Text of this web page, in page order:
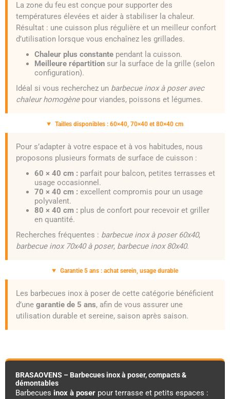
La zone du feu est conçue pour supporter des
températures élevées et aider à stabiliser la chaleur.
Résultat : une cuisson plus régulière et un meilleur confort
d’utilisation lorsque vous enchaînez les grillades.
Chaleur plus constante pendant la cuisson.
Meilleure répartition sur la surface de la grille (selon
configuration).
Idéal si vous recherchez un barbecue inox à poser avec
chaleur homogènepour viandes, poissons et légumes.
Tailles disponibles : 60×40, 70×40 et 80×40 cm
Pour s’adapter à votre espace et à vos habitudes, nous
proposons plusieurs formats de surface de cuisson :
60 × 40 cm : parfait pour balcon, petites terrasses et
usage occasionnel.
70 × 40 cm : excellent compromis pour un usage
polyvalent.
80 × 40 cm : plus de confort pour recevoir et griller
en quantité.
Recherches fréquentes : barbecue inox à poser 60x40,
barbecue inox 70x40 à poser, barbecue inox 80x40.
Garantie 5 ans : achat serein, usage durable
Les barbecues inox à poser de cette catégorie bénéficient
d’une garantie de 5 ans, afin de vous assurer une
utilisation durable et sereine, saison après saison.
BRASAOVENS – Barbecues inox à poser, compacts &
démontables
Barbecues inox à poser pour terrasse et petits espaces :